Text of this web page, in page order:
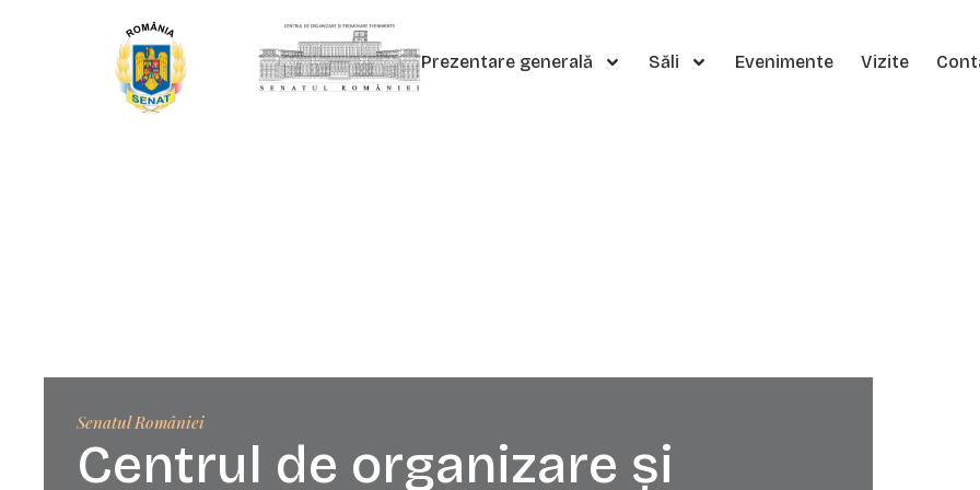
Prezentare generală Săli Evenimente Vizite
Senatul României
Centrul de organizare și